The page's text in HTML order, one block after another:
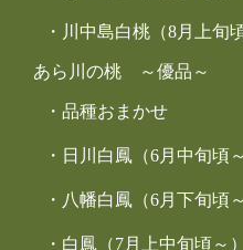
川中島白桃（8月上旬
あら川の桃 ～優品～
品種おまかせ
日川白鳳（6月中旬頃～
八幡白鳳（6月下旬頃～
白鳳（7月上中旬頃～）